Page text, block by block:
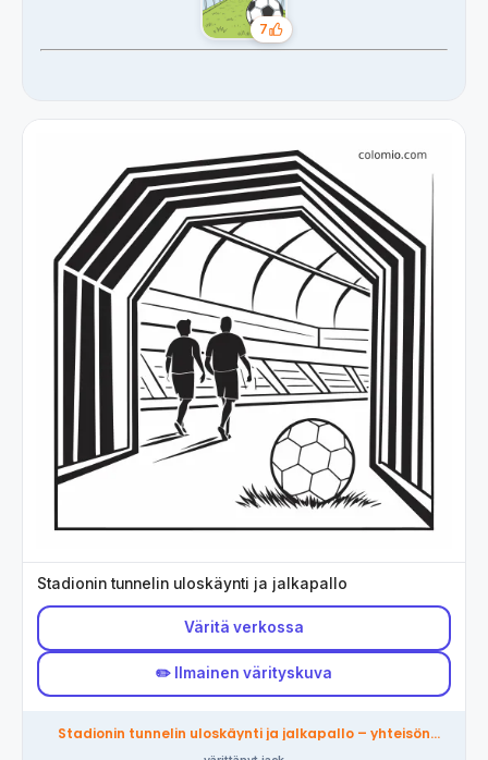
7
Tykkäykset
Stadionin tunnelin uloskäynti ja jalkapallo
Väritä verkossa
✏️ Ilmainen värityskuva
Stadionin tunnelin uloskäynti ja jalkapallo – yhteisön